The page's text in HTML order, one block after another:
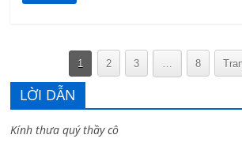
1 2 3 8
LỜI DẪN
Kính thưa quý thầy cô